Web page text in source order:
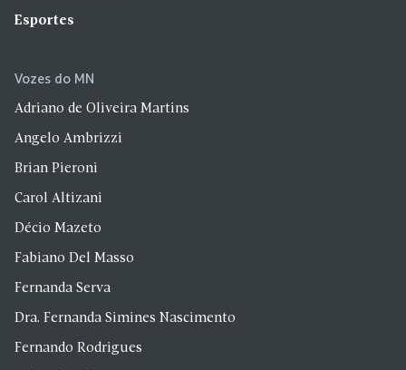
Esportes
Vozes do MN
Adriano de Oliveira Martins
Angelo Ambrizzi
Brian Pieroni
Carol Altizani
Décio Mazeto
Fabiano Del Masso
Fernanda Serva
Dra. Fernanda Simines Nascimento
Fernando Rodrigues